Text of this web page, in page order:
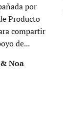
por
Producto
compartir
de...
Noa